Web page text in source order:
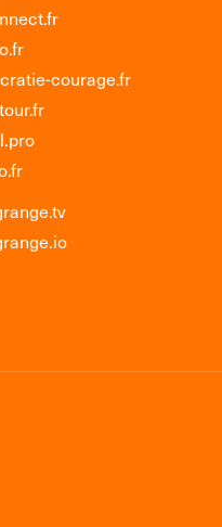
courage.fr